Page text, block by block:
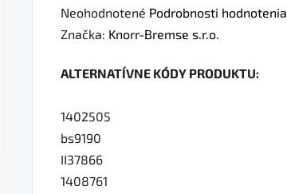
Priemerné
hodnotenie
je
z
5
hviezdičiek.
Neohodnotené Podrobnosti hodnotenia
Značka: Knorr-Bremse s.r.o.
ALTERNATÍVNE KÓDY PRODUKTU:
1402505
bs9190
II37866
1408761